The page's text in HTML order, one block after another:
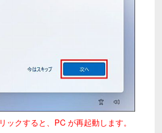
クすると、PC が再起動します。